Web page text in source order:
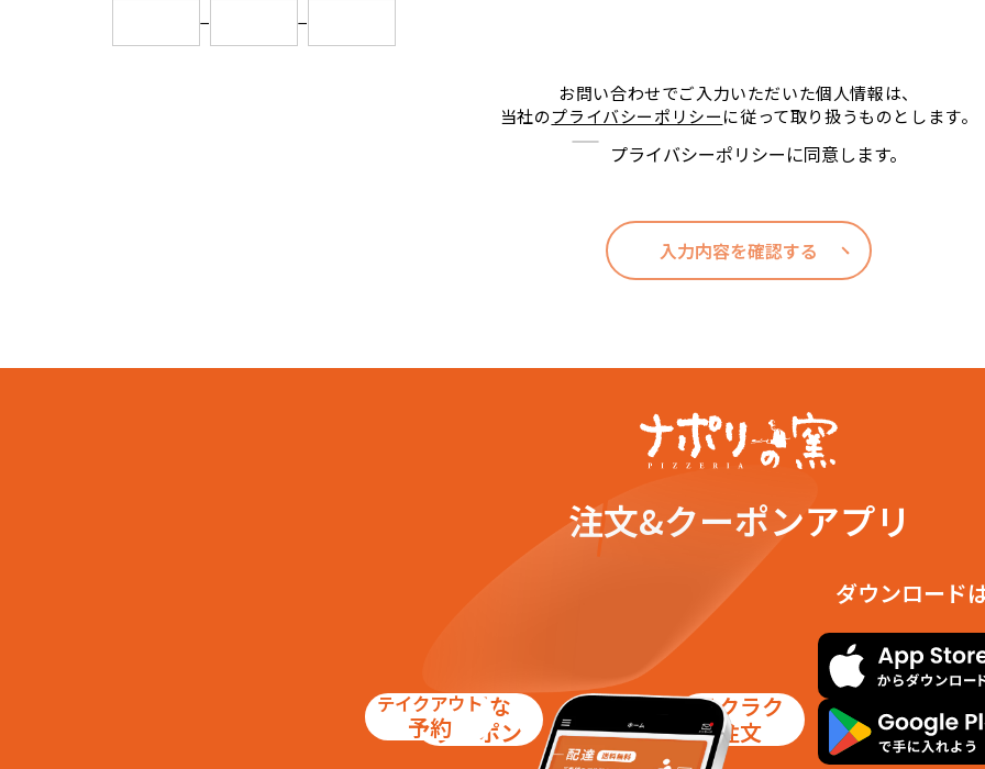
−
−
お問い合わせでご入力いただいた個人情報は、
当社のプライバシーポリシーに従って取り扱うものとします。
プライバシーポリシーに同意します。
入力内容を確認する
注文&クーポンアプリ
お得な
クーポン
テイクアウト
予約
ラクラク
注文
ダウンロード